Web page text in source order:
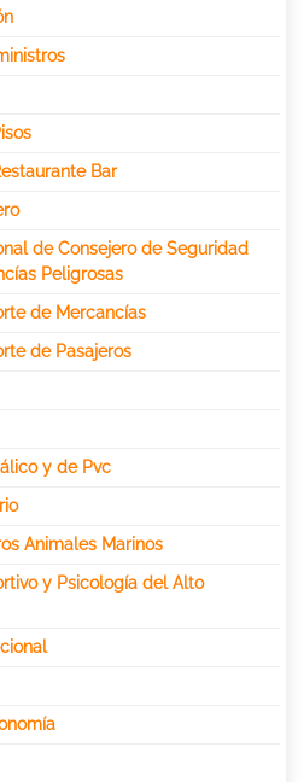
Bar
de Consejero de Seguridad
Peligrosas
de Mercancías
de Pasajeros
y de Pvc
Animales Marinos
y Psicología del Alto